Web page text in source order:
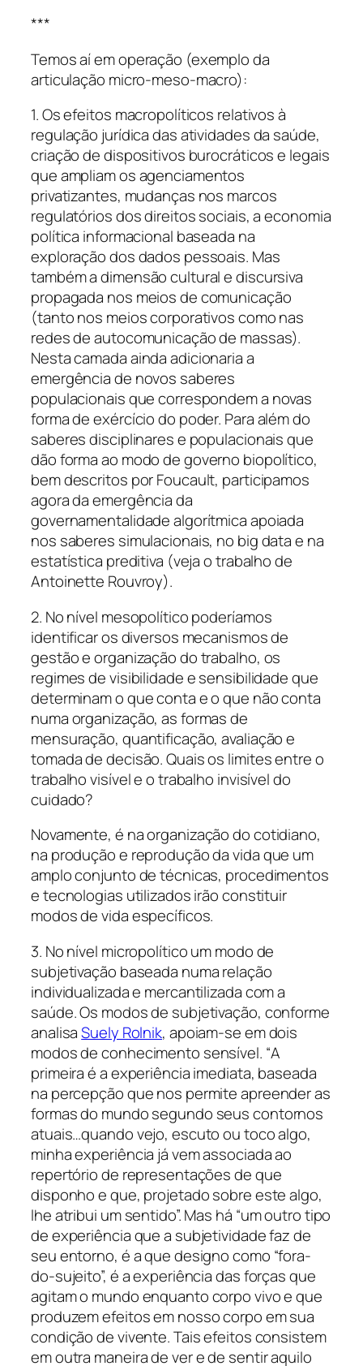
***
Temos aí em operação (exemplo da
articulação micro-meso-macro):
1. Os efeitos macropolíticos relativos à
regulação jurídica das atividades da saúde,
criação de dispositivos burocráticos e legais
que ampliam os agenciamentos
privatizantes, mudanças nos marcos
regulatórios dos direitos sociais, a economia
política informacional baseada na
exploração dos dados pessoais. Mas
também a dimensão cultural e discursiva
propagada nos meios de comunicação
(tanto nos meios corporativos como nas
redes de autocomunicação de massas).
Nesta camada ainda adicionaria a
emergência de novos saberes
populacionais que correspondem a novas
forma de exércício do poder. Para além do
saberes disciplinares e populacionais que
dão forma ao modo de governo biopolítico,
bem descritos por Foucault, participamos
agora da emergência da
governamentalidade algorítmica apoiada
nos saberes simulacionais, no big data e na
estatística preditiva (veja o trabalho de
Antoinette Rouvroy).
2. No nível mesopolítico poderíamos
identificar os diversos mecanismos de
gestão e organização do trabalho, os
regimes de visibilidade e sensibilidade que
determinam o que conta e o que não conta
numa organização, as formas de
mensuração, quantificação, avaliação e
tomada de decisão. Quais os limites entre o
trabalho visível e o trabalho invisível do
cuidado?
Novamente, é na organização do cotidiano,
na produção e reprodução da vida que um
amplo conjunto de técnicas, procedimentos
e tecnologias utilizados irão constituir
modos de vida específicos.
3. No nível micropolítico um modo de
subjetivação baseada numa relação
individualizada e mercantilizada com a
saúde. Os modos de subjetivação, conforme
analisaSuely Rolnik, apoiam-se em dois
modos de conhecimento sensível. “A
primeira é a experiência imediata, baseada
na percepção que nos permite apreender as
formas do mundo segundo seus contornos
atuais…quando vejo, escuto ou toco algo,
minha experiência já vem associada ao
repertório de representações de que
disponho e que, projetado sobre este algo,
lhe atribui um sentido”. Mas há “um outro tipo
de experiência que a subjetividade faz de
seu entorno, é a que designo como “fora-
do-sujeito”, é a experiência das forças que
agitam o mundo enquanto corpo vivo e que
produzem efeitos em nosso corpo em sua
condição de vivente. Tais efeitos consistem
em outra maneira de ver e de sentir aquilo